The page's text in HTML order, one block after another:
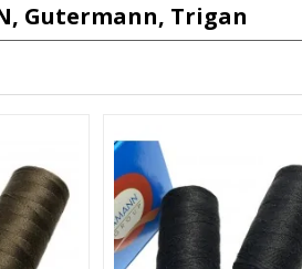
Gutermann, Trigan